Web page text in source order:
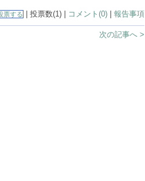
票する | 投票数(1) | コメント(0) 報告事項
次の記事へ >